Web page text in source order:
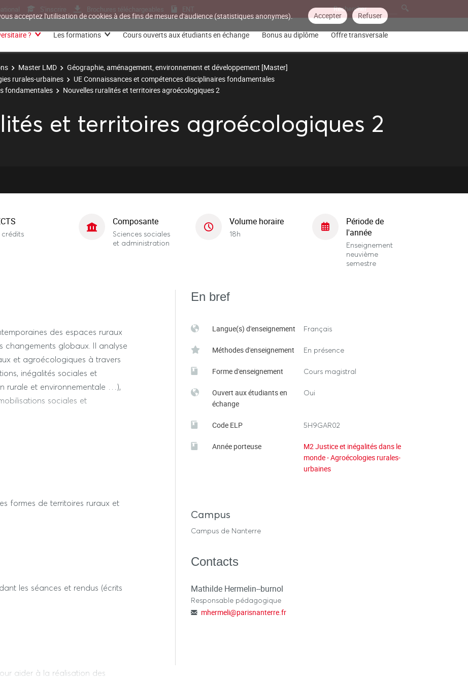
acceptez l'utilisation de cookies à des fins de mesure d'audience (statistiques anonymes). Accepter Refuser
S'inscrire Brochures téléchargeables ENT
? Les formations Cours ouverts aux étudiants en échange Bonus au diplôme Offre transversale
Master LMD
Géographie, aménagement, environnement et développement [Master]
rurales-urbaines
UE Connaissances et compétences disciplinaires fondamentales
fondamentales
Nouvelles ruralités et territoires agroécologiques 2
et territoires agroécologiques 2
crédits
Composante
Sciences sociales
et administration
Volume horaire
18h
Période de
l'année
Enseignement
neuvième
semestre
des espaces ruraux
changements globaux. Il analyse
et agroécologiques à travers
inégalités sociales et
rurale et environnementale …),
sociales et
exploreront ces
formes de territoires ruraux et
les séances et rendus (écrits
aider à la réalisation des
En bref
Langue(s) d'enseignement Français
Méthodes d'enseignement En présence
Forme d'enseignement Cours magistral
Ouvert aux étudiants en
échange
Oui
Code ELP 5H9GAR02
Année porteuse
M2 Justice et inégalités dans le
monde - Agroécologies rurales-
urbaines
Campus
Campus de Nanterre
Contacts
Mathilde Hermelin--burnol
Responsable pédagogique
mhermeli@parisnanterre.fr